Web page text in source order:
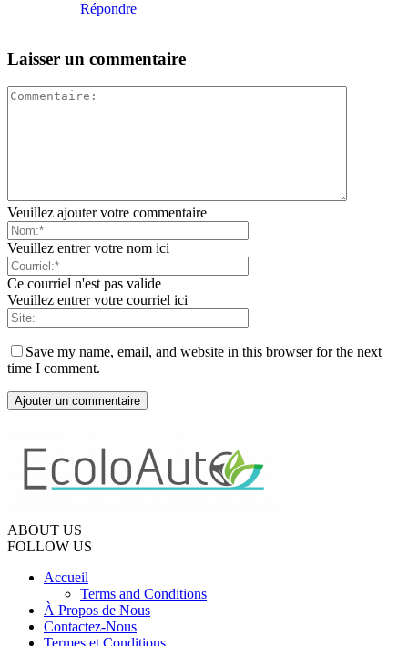
Répondre
Laisser un commentaire
Veuillez ajouter votre commentaire
Veuillez entrer votre nom ici
Ce courriel n'est pas valide
Veuillez entrer votre courriel ici
Save my name, email, and website in this browser for the next
time I comment.
ABOUT US
FOLLOW US
Accueil
Terms and Conditions
À Propos de Nous
Contactez-Nous
Termes et Conditions